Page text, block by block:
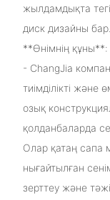
жылдамдықта
диск дизайны бар.
**Өнімнің құны**:
- ChangJia
тиімділікті және
озық
қолданбаларда
Олар қатаң сапа
нығайтылған
зерттеу және